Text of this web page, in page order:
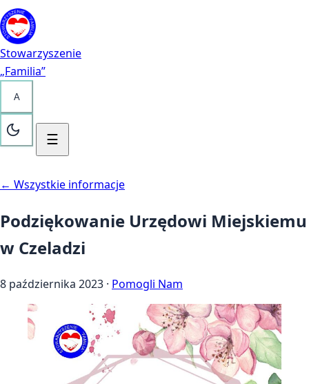
Przejdź do treści
Kontakt
Stowarzyszenie
„Familia”
A
☰
← Wszystkie informacje
Podziękowanie Urzędowi Miejskiemu
w Czeladzi
8 października 2023 · Pomogli Nam